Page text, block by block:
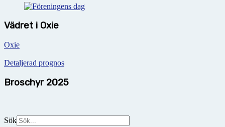
Vädret i Oxie
Oxie
Detaljerad prognos
Broschyr 2025
Sök